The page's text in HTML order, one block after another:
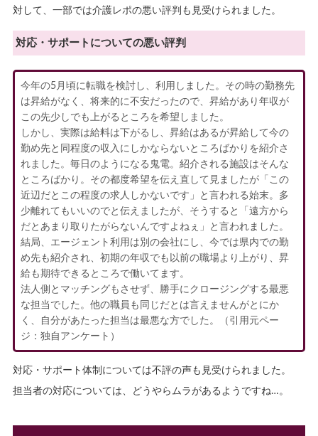
対して、一部では介護レポの悪い評判も見受けられました。
対応・サポートについての悪い評判
今年の5月頃に転職を検討し、利用しました。その時の勤務先
は昇給がなく、将来的に不安だったので、昇給があり年収が
この先少しでも上がるところを希望しました。
しかし、実際は給料は下がるし、昇給はあるが昇給して今の
勤め先と同程度の収入にしかならないところばかりを紹介さ
れました。毎日のようになる鬼電。紹介される施設はそんな
ところばかり。その都度希望を伝え直して見ましたが「この
近辺だとこの程度の求人しかないです」と言われる始末。多
少離れてもいいのでと伝えましたが、そうすると「遠方から
だとあまり取りたがらないんですよねぇ」と言われました。
結局、エージェント利用は別の会社にし、今では県内での勤
め先も紹介され、初期の年収でも以前の職場より上がり、昇
給も期待できるところで働いてます。
法人側とマッチングもさせず、勝手にクロージングする最悪
な担当でした。他の職員も同じだとは言えませんがとにか
く、自分があたった担当は最悪な方でした。（引用元ペー
ジ：独自アンケート）
対応・サポート体制については不評の声も見受けられました。
担当者の対応については、どうやらムラがあるようですね…。